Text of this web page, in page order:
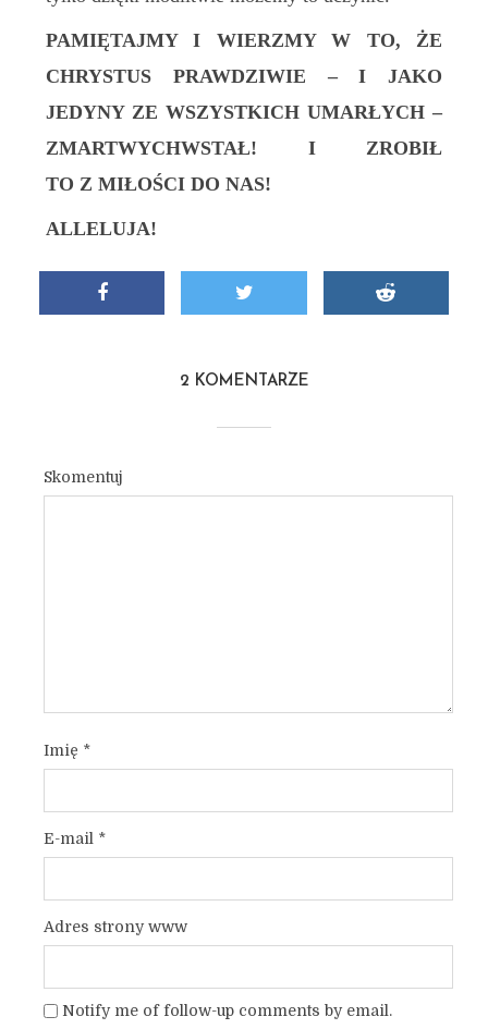
PAMIĘTAJMY I WIERZMY W TO, ŻE
CHRYSTUS PRAWDZIWIE – I JAKO
JEDYNY ZE WSZYSTKICH UMARŁYCH –
ZMARTWYCHWSTAŁ! I ZROBIŁ
TO Z MIŁOŚCI DO NAS!
ALLELUJA!
2 KOMENTARZE
Skomentuj
Imię *
E-mail *
Adres strony www
Notify me of follow-up comments by email.